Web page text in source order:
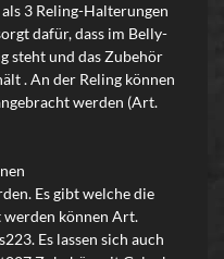
3 Reling-Halterungen
dafür, dass im Belly-
steht und das Zubehör
. An der Reling können
werden (Art.
Es gibt welche die
werden können Art.
Es lassen sich auch